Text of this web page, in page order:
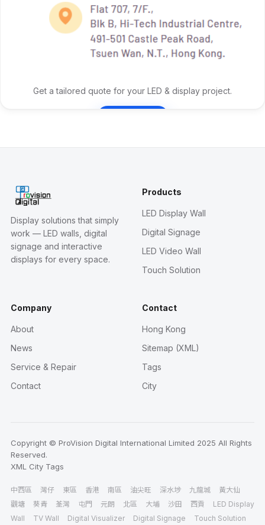
Get a tailored quote for your LED & display project.
Display solutions that simply
work — LED walls, digital
signage and interactive
displays for every space.
Products
LED Display Wall
Digital Signage
LED Video Wall
Touch Solution
Company
About
News
Service & Repair
Contact
Contact
Hong Kong
Sitemap (XML)
Tags
City
Copyright © ProVision Digital International Limited 2025 All Rights
Reserved.
XML
City Tags
中西區 灣仔 東區 香港 南區 油尖旺 深水埗 九龍城
黃大仙
觀塘
葵青 荃灣 屯門 元朗 北區 大埔 沙田 西貢
LED Display
Wall
TV Wall Digital Visualizer Digital Signage Touch Solution